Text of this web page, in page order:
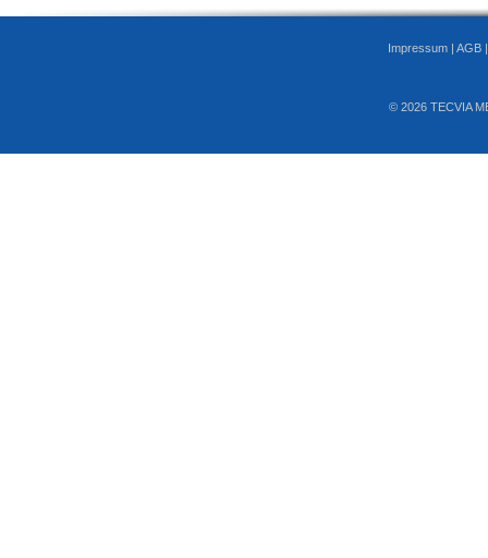
Impressum | AGB
© 2026 TECVIA